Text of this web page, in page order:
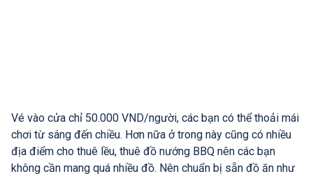
Vé vào cửa chỉ 50.000 VND/người, các bạn có thể thoải mái
chơi từ sáng đến chiều. Hơn nữa ở trong này cũng có nhiều
địa điểm cho thuê lều, thuê đồ nướng BBQ nên các bạn
không cần mang quá nhiều đồ. Nên chuẩn bị sẵn đồ ăn như